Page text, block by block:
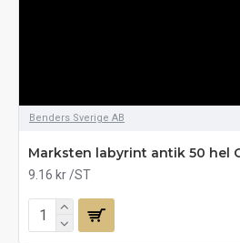
Benders Sverige AB
Marksten labyrint antik 50 hel
9.16 kr /ST